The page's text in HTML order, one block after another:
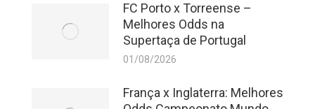
FC Porto x Torreense –
Melhores Odds na
Supertaça de Portugal
01/08/2026
França x Inglaterra: Melhores